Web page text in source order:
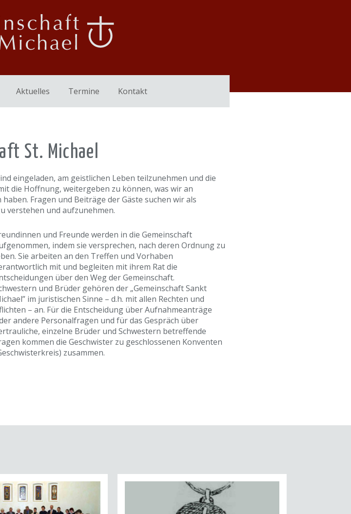
Start Konvente
Aktuelles Termine Kontakt
St. Michael
eingeladen, am geistlichen Leben teilzunehmen und die
die Hoffnung, weitergeben zu können, was wir an
Fragen und Beiträge der Gäste suchen wir als
verstehen und aufzunehmen.
und Freunde werden in die Gemeinschaft
indem sie versprechen, nach deren Ordnung zu
Sie arbeiten an den Treffen und Vorhaben
mit und begleiten mit ihrem Rat die
über den Weg der Gemeinschaft.
und Brüder gehören der „Gemeinschaft Sankt
im juristischen Sinne – d.h. mit allen Rechten und
– an. Für die Entscheidung über Aufnahmeanträge
andere Personalfragen und für das Gespräch über
einzelne Brüder und Schwestern betreffende
kommen die Geschwister zu geschlossenen Konventen
zusammen.